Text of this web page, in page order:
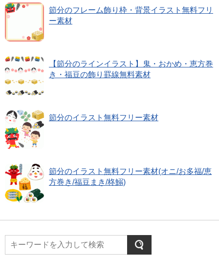
節分のフレーム飾り枠・背景イラスト無料フリ
ー素材
【節分のラインイラスト】鬼・おかめ・恵方巻
き・福豆の飾り罫線無料素材
節分のイラスト無料フリー素材
節分のイラスト無料フリー素材(オニ/お多福/恵
方巻き/福豆まき/柊鰯)